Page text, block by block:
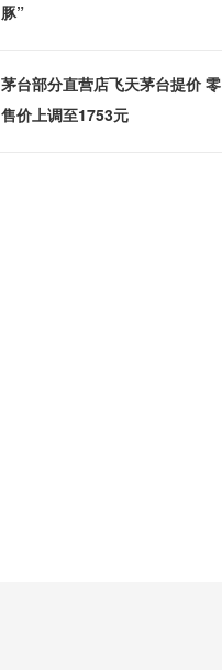
豚”
茅台部分直营店飞天茅台提价 零
售价上调至1753元